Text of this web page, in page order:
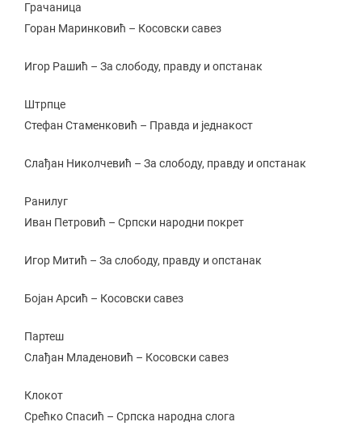
Грачаница
Горан Маринковић – Косовски савез
Игор Рашић – За слободу, правду и опстанак
Штрпце
Стефан Стаменковић – Правда и једнакост
Слађан Николчевић – За слободу, правду и опстанак
Ранилуг
Иван Петровић – Српски народни покрет
Игор Митић – За слободу, правду и опстанак
Бојан Арсић – Косовски савез
Партеш
Слађан Младеновић – Косовски савез
Клокот
Срећко Спасић – Српска народна слога